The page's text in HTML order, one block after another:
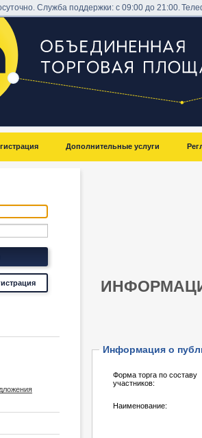
Служба поддержки: с 09:00 до 21:00.
Дополнительные услуги
Информация о
Форма торга по составу
участников:
Наименование: